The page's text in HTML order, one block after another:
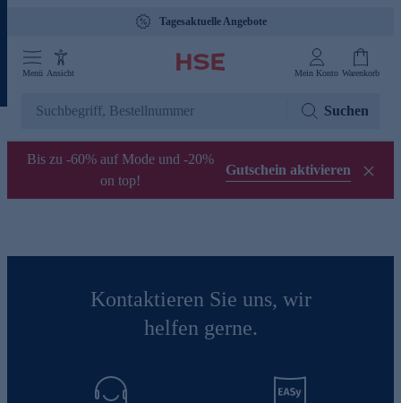
Tagesaktuelle Angebote
Menü Ansicht Mein Konto Warenkorb
Suchen
Bis zu -60% auf Mode und -20%
on top!
Gutschein aktivieren
Kontaktieren Sie uns, wir
helfen gerne.